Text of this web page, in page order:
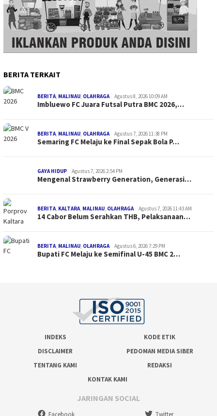
BERITA TERKAIT
BERITA, MALINAU, OLAHRAGA Agustus 8, 2026 10:09 AM
Imbluewo FC Juara Futsal Putra BMC 2026,…
BERITA, MALINAU, OLAHRAGA Agustus 7, 2026 11:38 PM
Semaring FC Melaju ke Final Sepak Bola P…
GAYA HIDUP Agustus 7, 2026 2:54 PM
Mengenal Strawberry Generation, Generasi…
BERITA, KALTARA, MALINAU, OLAHRAGA Agustus 7, 2026 11:43 AM
14 Cabor Belum Serahkan THB, Pelaksanaan…
BERITA, MALINAU, OLAHRAGA Agustus 6, 2026 7:29 PM
Bupati FC Melaju ke Semifinal U-45 BMC 2…
INDEKS
KODE ETIK
DISCLAIMER
PEDOMAN MEDIA SIBER
TENTANG KAMI
REDAKSI
KONTAK KAMI
JARINGAN SOCIAL